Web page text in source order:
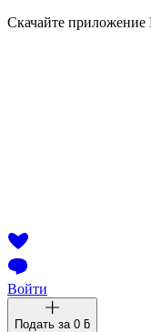
Скачайте приложение
Войти
Подать за 0 ƃ